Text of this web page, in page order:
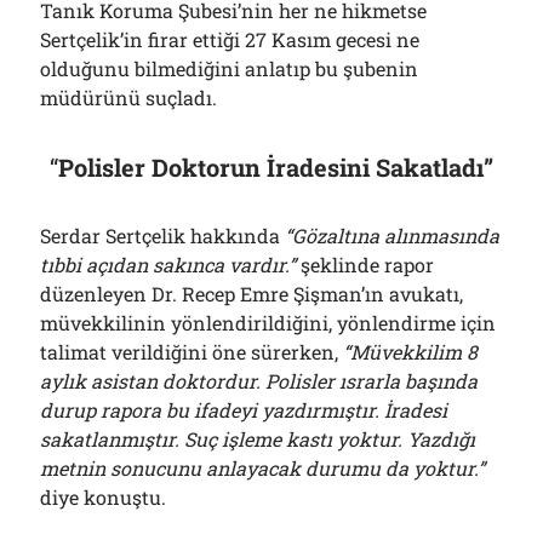
Tanık Koruma Şubesi’nin her ne hikmetse
Sertçelik’in firar ettiği 27 Kasım gecesi ne
olduğunu bilmediğini anlatıp bu şubenin
müdürünü suçladı.
“Polisler Doktorun İradesini Sakatladı”
Serdar Sertçelik hakkında “Gözaltına alınmasında
tıbbi açıdan sakınca vardır.”şeklinde rapor
düzenleyen Dr. Recep Emre Şişman’ın avukatı,
müvekkilinin yönlendirildiğini, yönlendirme için
talimat verildiğini öne sürerken, “Müvekkilim 8
aylık asistan doktordur. Polisler ısrarla başında
durup rapora bu ifadeyi yazdırmıştır. İradesi
sakatlanmıştır. Suç işleme kastı yoktur. Yazdığı
metnin sonucunu anlayacak durumu da yoktur.”
diye konuştu.